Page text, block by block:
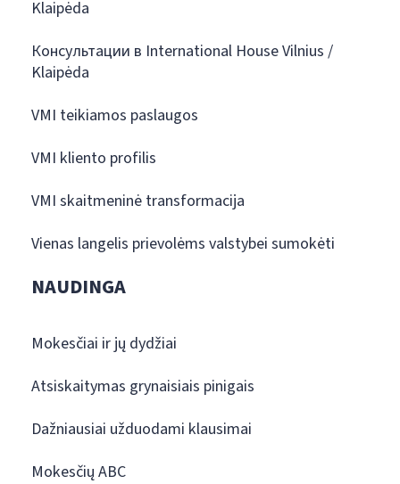
Klaipėda
Консультации в International House Vilnius /
Klaipėda
VMI teikiamos paslaugos
VMI kliento profilis
VMI skaitmeninė transformacija
Vienas langelis prievolėms valstybei sumokėti
NAUDINGA
Mokesčiai ir jų dydžiai
Atsiskaitymas grynaisiais pinigais
Dažniausiai užduodami klausimai
Mokesčių ABC